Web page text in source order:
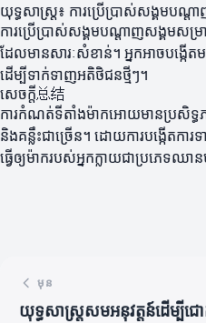
យុទ្ធសាស្ត្រ៖ ការប្រើប្រាស់សង្គមបណ្ត
ការប្រើប្រាស់សង្គមបណ្តាញសង្គមសម្រ
ដែលមានសារៈសំខាន់។ អ្នកអាចបង្កើ
ដើម្បីទាក់ទាញអតិថិជនថ្មីៗ។
សេចក្តី总结
ការកំណត់ទីតាំងម៉ាកអោយមានប្រសិទ្ធភ
និងគន្លឹះជាច្រើន។ ដោយការបង្កើតការ
ធ្វើឲ្យម៉ាករបស់អ្នកក្លាយជាប្រភេទឈា
មុន
យុទ្ធសាស្ត្រសមអនុវត្តន៍ដើម្បីជ